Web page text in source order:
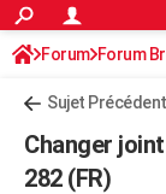
ACTUALITÉS
Politique
Société
Faits Divers
Education
Monde
Villes
+
Programme TV
TNTStreaming
Cinéma
Sorties cinéma
Musique
+FINANCE
Forum Forum
Sujet Précédent
Changer
282 (FR)